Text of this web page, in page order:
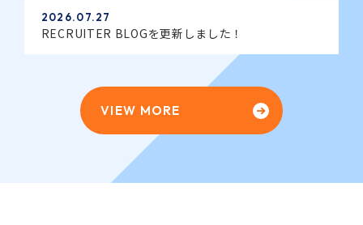
2026.07.27
RECRUITER BLOGを更新しました！
VIEW MORE